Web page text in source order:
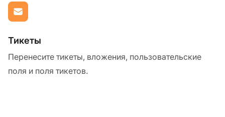
Тикеты
Перенесите тикеты, вложения, пользовательские
поля и поля тикетов.